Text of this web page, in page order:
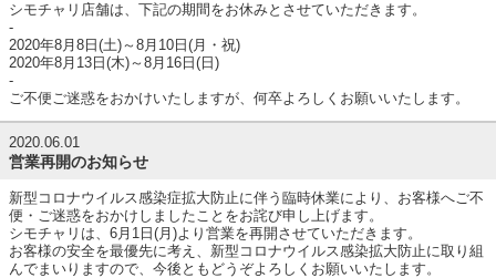
シモチャリ店舗は、下記の期間をお休みとさせていただきます。
-
2020年8月8日(土)～8月10日(月・祝)
2020年8月13日(木)～8月16日(日)
-
ご不便ご迷惑をおかけいたしますが、何卒よろしくお願いいたします。
2020.06.01
営業再開のお知らせ
新型コロナウイルス感染症拡大防止に伴う臨時休業により、お客様へご不
便・ご迷惑をおかけしましたことをお詫び申し上げます。
シモチャリは、6月1日(月)より営業を再開させていただきます。
お客様の安全を最優先に考え、新型コロナウイルス感染拡大防止に取り組
んでまいりますので、今後ともどうぞよろしくお願いいたします。